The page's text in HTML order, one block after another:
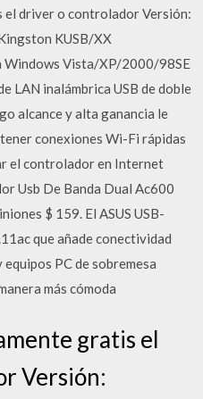
el driver o controlador Versión:
KUSB/XX
Vista/XP/2000/98SE
LAN inalámbrica USB de doble
alcance y alta ganancia le
conexiones Wi-Fi rápidas
el controlador en Internet
Usb De Banda Dual Ac600
$ 159. El ASUS USB-
que añade conectividad
PC de sobremesa
más cómoda
gratis el
Versión: